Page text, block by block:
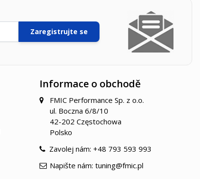
Zaregistrujte se
Informace o obchodě
FMIC Performance Sp. z o.o.
ul. Boczna 6/8/10
42-202 Częstochowa
Polsko
Zavolej nám: +48 793 593 993
Napište nám: tuning@fmic.pl